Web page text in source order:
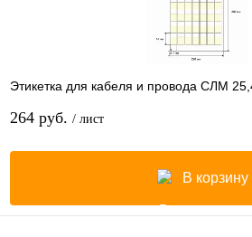
Этикетка для кабеля и провода СЛМ
264 руб. / лист
В корзину